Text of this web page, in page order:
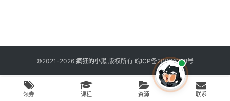
©2021-2026 疯狂的小黑 版权所有 皖ICP备20006298号
领券 课程 资源 联系